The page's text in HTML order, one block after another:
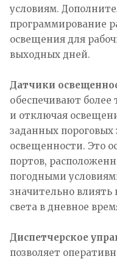
условиям.
программирование
освещения для
выходных дней.
Датчики
обеспечивают более
и отключая
заданных пороговых
освещенности. Это
портов,
погодными
значительно влиять
света в дневное
Диспетчерское
позволяет